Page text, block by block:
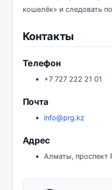
кошелёк» и следовать
Контакты
Телефон
+7 727 222 21 01
Почта
info@prg.kz
Адрес
Алматы, проспект